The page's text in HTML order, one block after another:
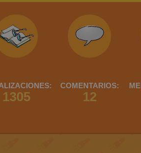
1305
COMENTARIOS:
12